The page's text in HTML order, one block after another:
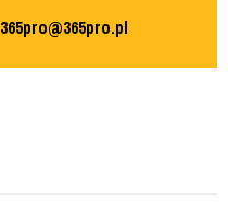
365pro@365pro.pl